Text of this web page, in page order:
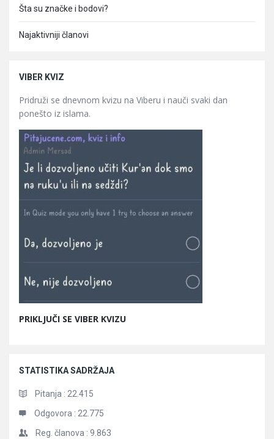
Šta su značke i bodovi?
Najaktivniji članovi
VIBER KVIZ
Pridruži se dnevnom kvizu na Viberu i nauči svaki dan
ponešto iz islama.
PRIKLJUČI SE VIBER KVIZU
STATISTIKA SADRŽAJA
Pitanja : 22.415
Odgovora : 22.775
Reg. članova : 9.863